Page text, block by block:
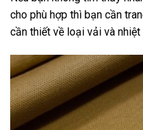
cho phù hợp thì bạn cần
cần thiết về loại vải và